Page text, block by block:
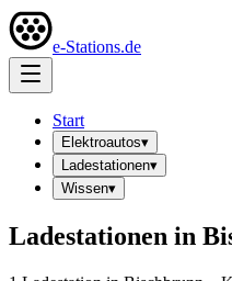
e-Stations.de
Start
Elektroautos▾
Ladestationen▾
Wissen▾
Ladestationen in